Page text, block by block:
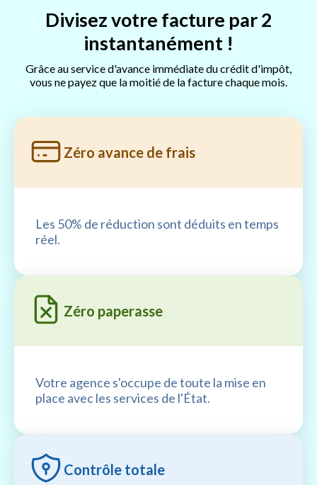
Divisez votre facture par 2
instantanément !
Grâce au service d'avance immédiate du crédit d'impôt,
vous ne payez que la moitié de la facture chaque mois.
Zéro avance de frais
Les 50% de réduction sont déduits en temps
réel.
Zéro paperasse
Votre agence s'occupe de toute la mise en
place avec les services de l'État.
Contrôle totale